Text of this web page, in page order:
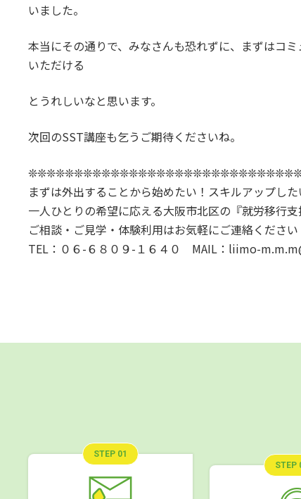
いました。
本当にその通りで、みなさんも恐れずに、まずはコ
いただける
とうれしいなと思います。
次回のSST講座も乞うご期待くださいね。
まずは外出することから始めたい！スキルアップし
一人ひとりの希望に応える大阪市北区の『就労移行
ご相談・ご見学・体験利用はお気軽にご連絡ください
TEL：０６-６８０９-１６４０ MAIL：liimo-
STEP 01
STEP